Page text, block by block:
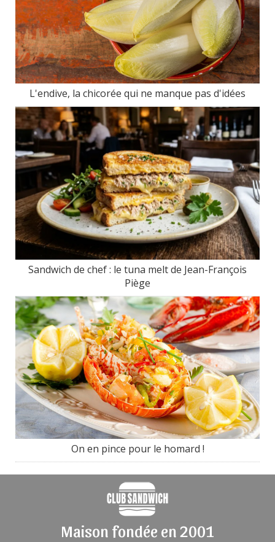
L'endive, la chicorée qui ne manque pas d'idées
Sandwich de chef : le tuna melt de Jean-François
Piège
On en pince pour le homard !
Maison fondée en 2001